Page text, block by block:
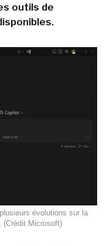
outils de
évolutions sur la
(Crédit Microsoft)